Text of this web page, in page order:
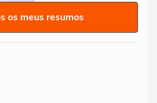
os meus resumos